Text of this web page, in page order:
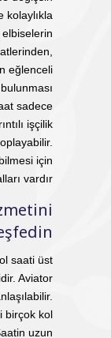
kolaylıkla
elbiselerin
eğlenceli
sadece
işçilik
için
vardır.
saati üst
Aviator
birçok kol
uzun